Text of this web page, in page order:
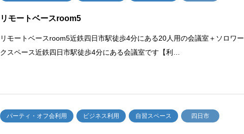
リモートベースroom5
リモートベースroom5近鉄四日市駅徒歩4分にある20人用の会議室＋ソロワー
クスペース近鉄四日市駅徒歩4分にある会議室です【利…
パーティ・オフ会利用 ビジネス利用 自習スペース 四日市